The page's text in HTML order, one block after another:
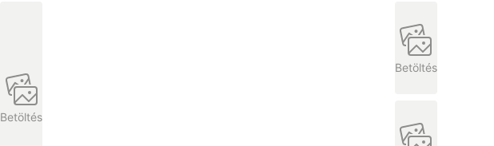
Betöltés
Betöltés